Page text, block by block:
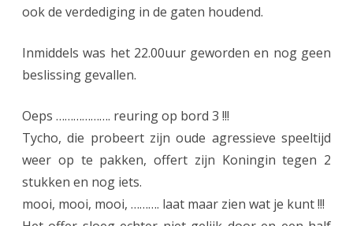
ook de verdediging in de gaten houdend.
Inmiddels was het 22.00uur geworden en nog geen
beslissing gevallen.
Oeps ………………. reuring op bord 3 !!!
Tycho, die probeert zijn oude agressieve speeltijd
weer op te pakken, offert zijn Koningin tegen 2
stukken en nog iets.
mooi, mooi, mooi, ………. laat maar zien wat je kunt !!!